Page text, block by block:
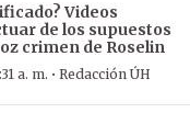
Videos
de los supuestos
crimen de Roselin
a. m. · Redacción ÚH